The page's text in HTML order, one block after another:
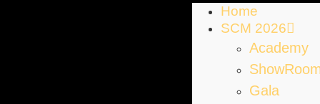
Home
SCM 2026
Academy
Gala